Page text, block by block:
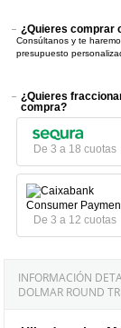
¿Quieres comprar
Consúltanos y te
presupuesto
¿Quieres
compra?
De 3 a 18 cuotas
De 3 a 12 cuotas
INFORMACIÓN
DOLMAR ROUND